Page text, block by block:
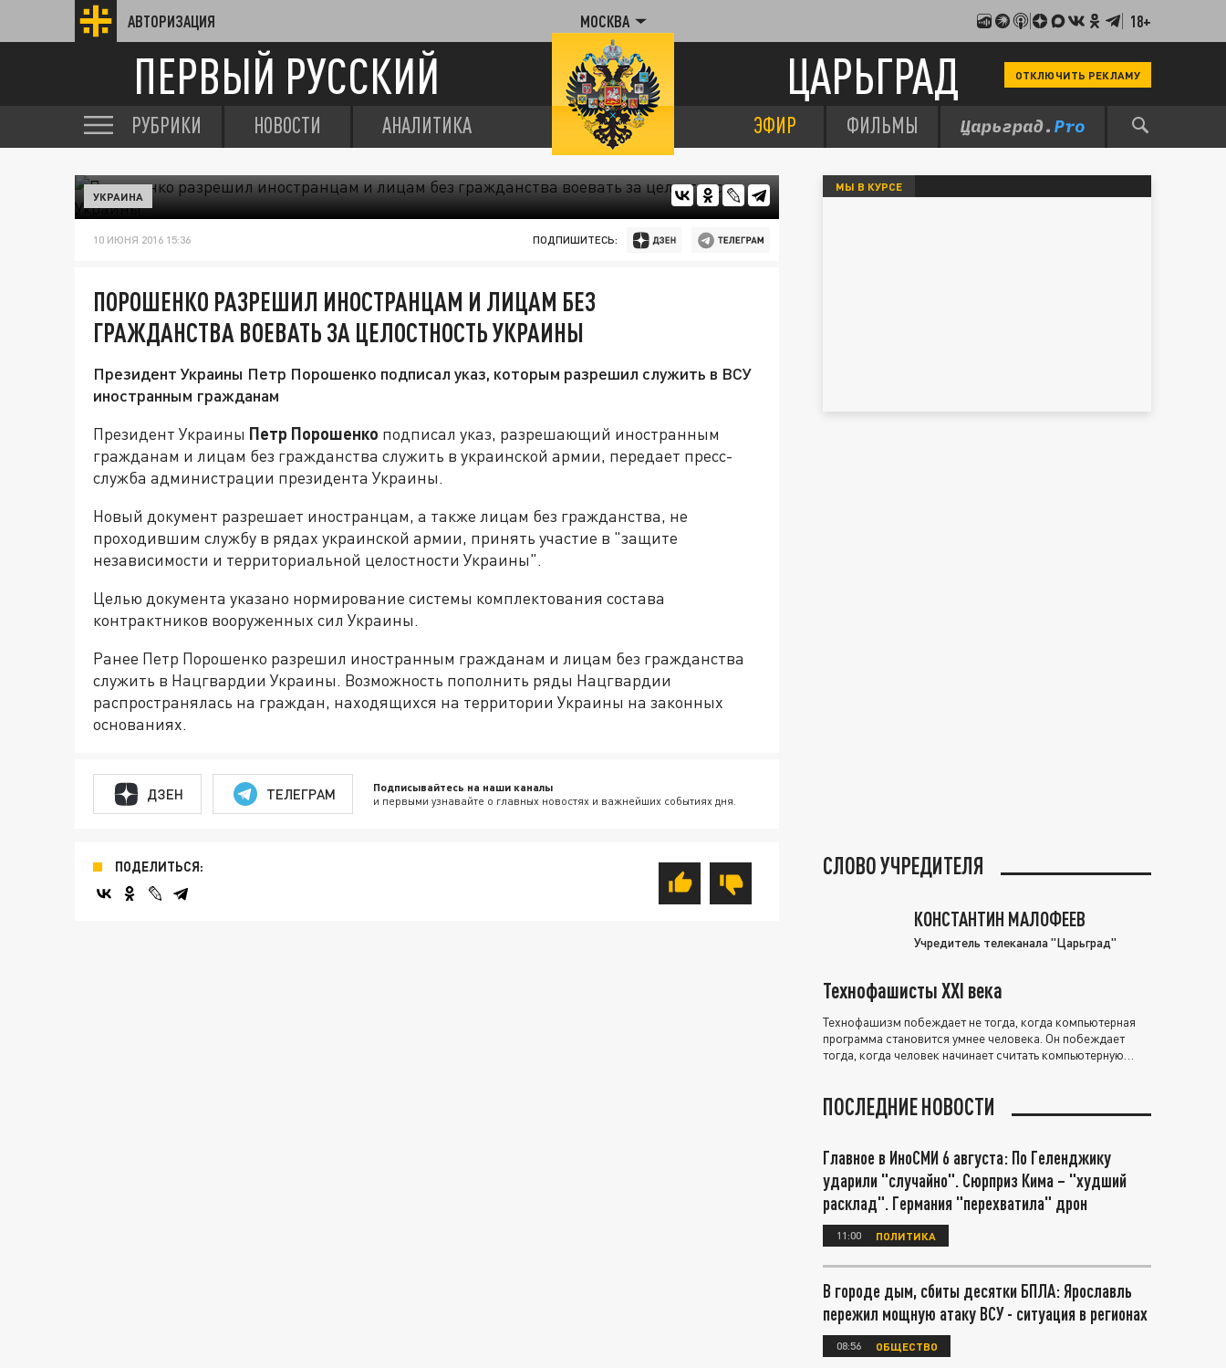
АВТОРИЗАЦИЯ МОСКВА 18+
ПЕРВЫЙ РУССКИЙ ЦАРЬГРАД ОТКЛЮЧИТЬ РЕКЛАМУ
РУБРИКИ НОВОСТИ АНАЛИТИКА ЭФИР ФИЛЬМЫ
УКРАИНА
10 ИЮНЯ 2016 15:36 ПОДПИШИТЕСЬ:
ПОРОШЕНКО РАЗРЕШИЛ ИНОСТРАНЦАМ И ЛИЦАМ БЕЗ
ГРАЖДАНСТВА ВОЕВАТЬ ЗА ЦЕЛОСТНОСТЬ УКРАИНЫ
Президент Украины Петр Порошенко подписал указ, которым разрешил служить в ВСУ
иностранным гражданам
Президент Украины Петр Порошенко подписал указ, разрешающий иностранным
гражданам и лицам без гражданства служить в украинской армии, передает пресс-
служба администрации президента Украины.
Новый документ разрешает иностранцам, а также лицам без гражданства, не
проходившим службу в рядах украинской армии, принять участие в "защите
независимости и территориальной целостности Украины".
Целью документа указано нормирование системы комплектования состава
контрактников вооруженных сил Украины.
Ранее Петр Порошенко разрешил иностранным гражданам и лицам без гражданства
служить в Нацгвардии Украины. Возможность пополнить ряды Нацгвардии
распространялась на граждан, находящихся на территории Украины на законных
основаниях.
ДЗЕН ТЕЛЕГРАМ Подписывайтесь на наши каналы
и первыми узнавайте о главных новостях и важнейших событиях дня.
ПОДЕЛИТЬСЯ:
МЫ В КУРСЕ
СЛОВО УЧРЕДИТЕЛЯ
КОНСТАНТИН МАЛОФЕЕВ
Учредитель телеканала "Царьград"
Технофашисты XXI века
Технофашизм побеждает не тогда, когда компьютерная
программа становится умнее человека. Он побеждает
тогда, когда человек начинает считать компьютерную
ПОСЛЕДНИЕ НОВОСТИ
Главное в ИноСМИ 6 августа: По Геленджику
ударили "случайно". Сюрприз Кима – "худший
расклад". Германия "перехватила" дрон
11:00 ПОЛИТИКА
В городе дым, сбиты десятки БПЛА: Ярославль
пережил мощную атаку ВСУ - ситуация в регионах
08:56 ОБЩЕСТВО